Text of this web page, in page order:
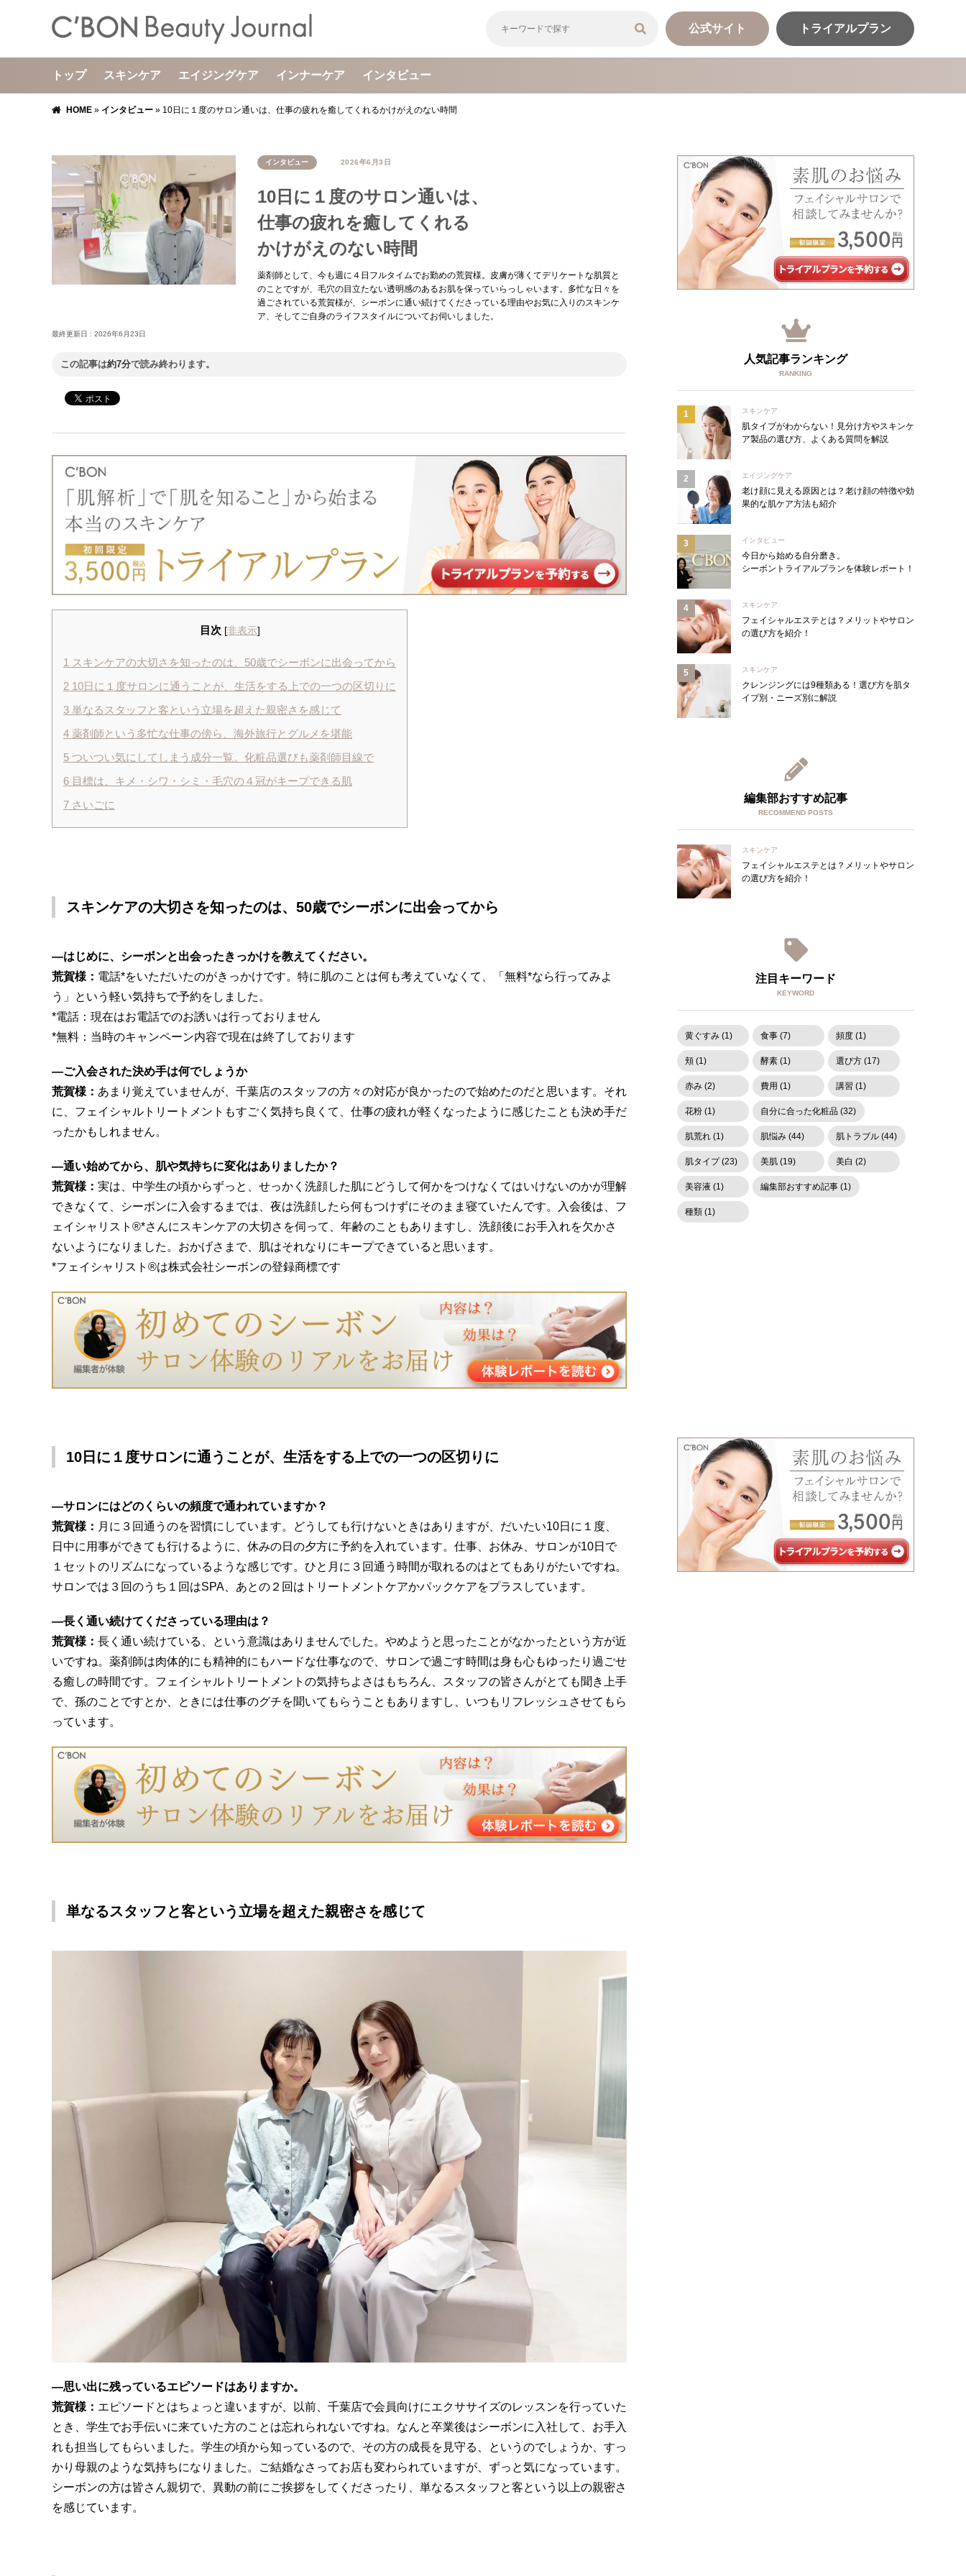
公式サイト トライアルプラン
トップ スキンケア エイジングケア インナーケア インタビュー
HOME » インタビュー » 10日に１度のサロン通いは、仕事の疲れを癒してくれるかけがえのない時間
インタビュー 2026年6月3日
10日に１度のサロン通いは、
仕事の疲れを癒してくれる
かけがえのない時間
薬剤師として、今も週に４日フルタイムでお勤めの荒賀様。皮膚が薄くてデリケートな肌質と
のことですが、毛穴の目立たない透明感のあるお肌を保っていらっしゃいます。多忙な日々を
過ごされている荒賀様が、シーボンに通い続けてくださっている理由やお気に入りのスキンケ
ア、そしてご自身のライフスタイルについてお伺いしました。
最終更新日 : 2026年6月23日
この記事は約7分で読み終わります。
目次 [非表示]
1 スキンケアの大切さを知ったのは、50歳でシーボンに出会ってから
2 10日に１度サロンに通うことが、生活をする上での一つの区切りに
3 単なるスタッフと客という立場を超えた親密さを感じて
4 薬剤師という多忙な仕事の傍ら、海外旅行とグルメを堪能
5 ついつい気にしてしまう成分一覧。化粧品選びも薬剤師目線で
6 目標は、キメ・シワ・シミ・毛穴の４冠がキープできる肌
7 さいごに
スキンケアの大切さを知ったのは、50歳でシーボンに出会ってから
―はじめに、シーボンと出会ったきっかけを教えてください。
荒賀様： 電話*をいただいたのがきっかけです。特に肌のことは何も考えていなくて、「無料*なら行ってみよ
う」という軽い気持ちで予約をしました。
*電話：現在はお電話でのお誘いは行っておりません
*無料：当時のキャンペーン内容で現在は終了しております
―ご入会された決め手は何でしょうか
荒賀様： あまり覚えていませんが、千葉店のスタッフの方々の対応が良かったので始めたのだと思います。それ
に、フェイシャルトリートメントもすごく気持ち良くて、仕事の疲れが軽くなったように感じたことも決め手だ
ったかもしれません。
―通い始めてから、肌や気持ちに変化はありましたか？
荒賀様： 実は、中学生の頃からずっと、せっかく洗顔した肌にどうして何かをつけなくてはいけないのかが理解
できなくて、シーボンに入会するまでは、夜は洗顔したら何もつけずにそのまま寝ていたんです。入会後は、フ
ェイシャリスト®︎*さんにスキンケアの大切さを伺って、年齢のこともありますし、洗顔後にお手入れを欠かさ
ないようになりました。おかげさまで、肌はそれなりにキープできていると思います。
*フェイシャリスト®︎は株式会社シーボンの登録商標です
10日に１度サロンに通うことが、生活をする上での一つの区切りに
―サロンにはどのくらいの頻度で通われていますか？
荒賀様： 月に３回通うのを習慣にしています。どうしても行けないときはありますが、だいたい10日に１度、
日中に用事ができても行けるように、休みの日の夕方に予約を入れています。仕事、お休み、サロンが10日で
１セットのリズムになっているような感じです。ひと月に３回通う時間が取れるのはとてもありがたいですね。
サロンでは３回のうち１回はSPA、あとの２回はトリートメントケアかパックケアをプラスしています。
―長く通い続けてくださっている理由は？
荒賀様： 長く通い続けている、という意識はありませんでした。やめようと思ったことがなかったという方が近
いですね。薬剤師は肉体的にも精神的にもハードな仕事なので、サロンで過ごす時間は身も心もゆったり過ごせ
る癒しの時間です。フェイシャルトリートメントの気持ちよさはもちろん、スタッフの皆さんがとても聞き上手
で、孫のことですとか、ときには仕事のグチを聞いてもらうこともありますし、いつもリフレッシュさせてもら
っています。
単なるスタッフと客という立場を超えた親密さを感じて
―思い出に残っているエピソードはありますか。
荒賀様： エピソードとはちょっと違いますが、以前、千葉店で会員向けにエクササイズのレッスンを行っていた
とき、学生でお手伝いに来ていた方のことは忘れられないですね。なんと卒業後はシーボンに入社して、お手入
れも担当してもらいました。学生の頃から知っているので、その方の成長を見守る、というのでしょうか、すっ
かり母親のような気持ちになりました。ご結婚なさってお店も変わられていますが、ずっと気になっています。
シーボンの方は皆さん親切で、異動の前にご挨拶をしてくださったり、単なるスタッフと客という以上の親密さ
を感じています。
人気記事ランキング
RANKING
スキンケア
肌タイプがわからない！見分け方やスキンケ
ア製品の選び方、よくある質問を解説
エイジングケア
老け顔に見える原因とは？老け顔の特徴や効
果的な肌ケア方法も紹介
インタビュー
今日から始める自分磨き。
シーボントライアルプランを体験レポート！
スキンケア
フェイシャルエステとは？メリットやサロン
の選び方を紹介！
スキンケア
クレンジングには9種類ある！選び方を肌タ
イプ別・ニーズ別に解説
編集部おすすめ記事
RECOMMEND POSTS
スキンケア
フェイシャルエステとは？メリットやサロン
の選び方を紹介！
注目キーワード
KEYWORD
黄ぐすみ (1) 食事 (7) 頻度 (1)
頬 (1) 酵素 (1) 選び方 (17)
赤み (2) 費用 (1) 講習 (1)
花粉 (1) 自分に合った化粧品 (32)
肌荒れ (1) 肌悩み (44) 肌トラブル (44)
肌タイプ (23) 美肌 (19) 美白 (2)
美容液 (1) 編集部おすすめ記事 (1)
種類 (1)